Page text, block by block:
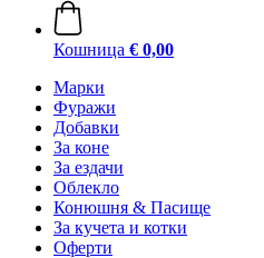
Кошница € 0,00
Марки
Фуражи
Добавки
За коне
За ездачи
Облекло
Конюшня & Пасище
За кучета и котки
Оферти